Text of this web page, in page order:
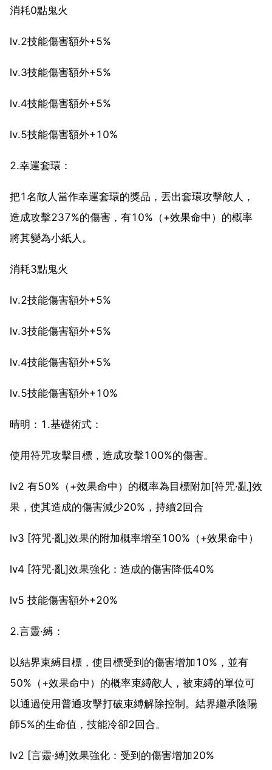
消耗0點鬼火
lv.2技能傷害額外+5%
lv.3技能傷害額外+5%
lv.4技能傷害額外+5%
lv.5技能傷害額外+10%
2.幸運套環：
把1名敵人當作幸運套環的獎品，丟出套環攻擊敵人，
造成攻擊237%的傷害，有10%（+效果命中）的概率
將其變為小紙人。
消耗3點鬼火
lv.2技能傷害額外+5%
lv.3技能傷害額外+5%
lv.4技能傷害額外+5%
lv.5技能傷害額外+10%
晴明：1.基礎術式：
使用符咒攻擊目標，造成攻擊100%的傷害。
lv2 有50%（+效果命中）的概率為目標附加[符咒·亂]效
果，使其造成的傷害減少20%，持續2回合
lv3 [符咒·亂]效果的附加概率增至100%（+效果命中）
lv4 [符咒·亂]效果強化：造成的傷害降低40%
lv5 技能傷害額外+20%
2.言靈·縛：
以結界束縛目標，使目標受到的傷害增加10%，並有
50%（+效果命中）的概率束縛敵人，被束縛的單位可
以通過使用普通攻擊打破束縛解除控制。結界繼承陰陽
師5%的生命值，技能冷卻2回合。
lv2 [言靈·縛]效果強化：受到的傷害增加20%